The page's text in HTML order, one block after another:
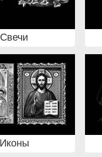
Свечи
Иконы